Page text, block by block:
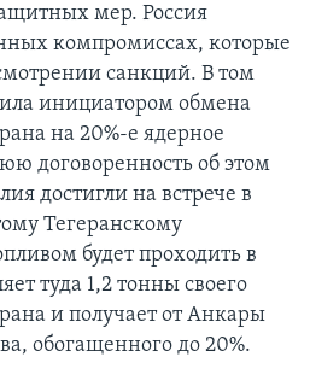
мер. Россия
компромиссах, которые
санкций. В том
инициатором обмена
на 20%-е ядерное
договоренность об этом
достигли на встрече в
Тегеранскому
будет проходить в
туда 1,2 тонны своего
и получает от Анкары
обогащенного до 20%.